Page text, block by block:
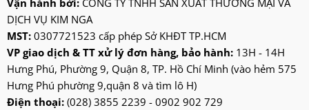
kangen
kdk
ktp
lifan
Mitsubishi
DỊCH VỤ KIM NGA
MST: 0307721523 cấp phép Sở KHĐT TP.HCM
VP giao dịch & TT xử lý đơn hàng, bảo hành:13H - 14H
Hưng Phú, Phường 9, Quận 8, TP. Hồ Chí Minh (vào hẻm 575
Hưng Phú phường 9,quận 8 và tìm lô H)
Điện thoại: (028) 3855 2239 - 0902 902 729